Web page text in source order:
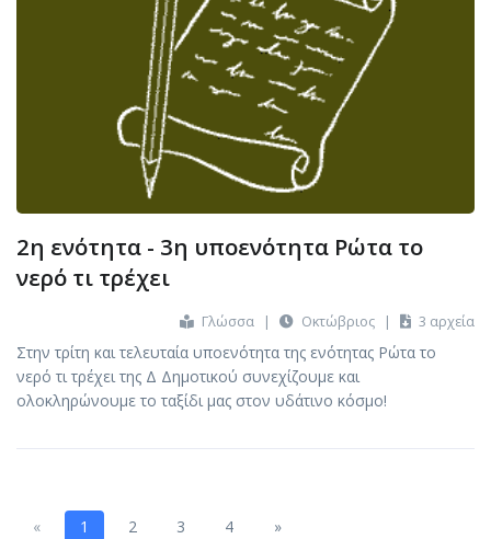
2η ενότητα - 3η υποενότητα Ρώτα το
νερό τι τρέχει
Γλώσσα | Οκτώβριος | 3 αρχεία
Στην τρίτη και τελευταία υποενότητα της ενότητας Ρώτα το
νερό τι τρέχει της Δ Δημοτικού συνεχίζουμε και
ολοκληρώνουμε το ταξίδι μας στον υδάτινο κόσμο!
«Previous
1 2 3 4 »Next